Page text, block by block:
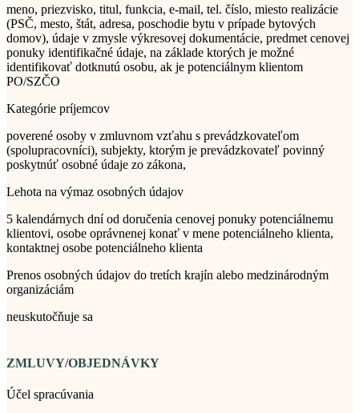
meno, priezvisko, titul, funkcia, e-mail, tel. číslo, miesto realizácie
(PSČ, mesto, štát, adresa, poschodie bytu v prípade bytových
domov), údaje v zmysle výkresovej dokumentácie, predmet cenovej
ponuky identifikačné údaje, na základe ktorých je možné
identifikovať dotknutú osobu, ak je potenciálnym klientom
PO/SZČO
Kategórie príjemcov
poverené osoby v zmluvnom vzťahu s prevádzkovateľom
(spolupracovníci), subjekty, ktorým je prevádzkovateľ povinný
poskytnúť osobné údaje zo zákona,
Lehota na výmaz osobných údajov
5 kalendárnych dní od doručenia cenovej ponuky potenciálnemu
klientovi, osobe oprávnenej konať v mene potenciálneho klienta,
kontaktnej osobe potenciálneho klienta
Prenos osobných údajov do tretích krajín alebo medzinárodným
organizáciám
neuskutočňuje sa
ZMLUVY/OBJEDNÁVKY
Účel spracúvania